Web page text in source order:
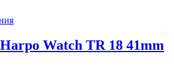
Watch TR 18 41mm